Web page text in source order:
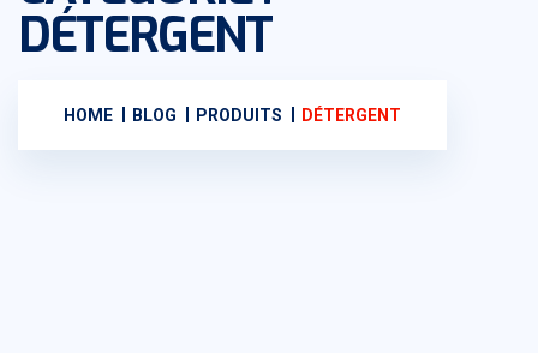
DÉTERGENT
HOME BLOG PRODUITS DÉTERGENT